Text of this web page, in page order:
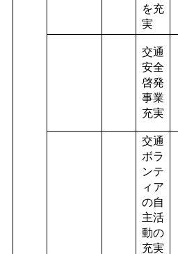
を充
実
交通
安全
啓発
事業
充実
交通
ボラ
ンテ
ィア
の自
主活
動の
充実